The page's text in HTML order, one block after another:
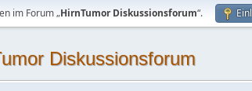
im Forum „HirnTumor Diskussionsforum“.
Diskussionsforum